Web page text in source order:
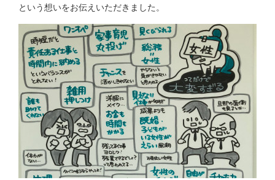
という想いをお伝えいただきました。